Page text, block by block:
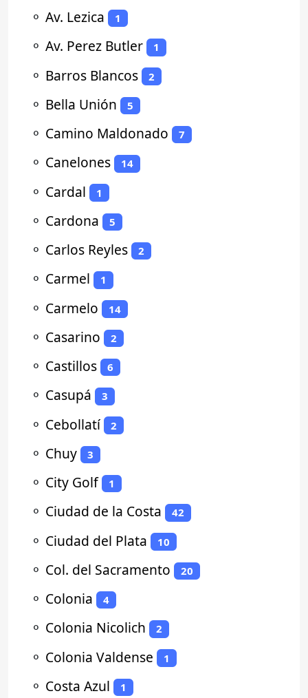
⚬ Av. Lezica 1
⚬ Av. Perez Butler 1
⚬ Barros Blancos 2
⚬ Bella Unión 5
⚬ Camino Maldonado 7
⚬ Canelones 14
⚬ Cardal 1
⚬ Cardona 5
⚬ Carlos Reyles 2
⚬ Carmel 1
⚬ Carmelo 14
⚬ Casarino 2
⚬ Castillos 6
⚬ Casupá 3
⚬ Cebollatí 2
⚬ Chuy 3
⚬ City Golf 1
⚬ Ciudad de la Costa 42
⚬ Ciudad del Plata 10
⚬ Col. del Sacramento 20
⚬ Colonia 4
⚬ Colonia Nicolich 2
⚬ Colonia Valdense 1
⚬ Costa Azul 1